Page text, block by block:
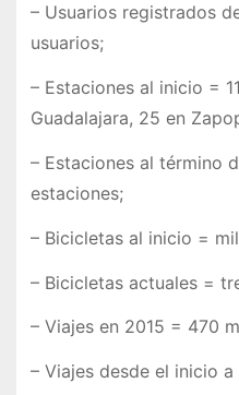
– Usuarios registrados
usuarios;
– Estaciones al inicio =
Guadalajara, 25 en
– Estaciones al término
estaciones;
– Bicicletas al inicio =
– Bicicletas actuales =
– Viajes en 2015 = 470
– Viajes desde el inicio